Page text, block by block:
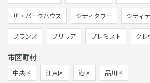
ザ・パークハウス シティタワー シティ
ブランズ ブリリア プレミスト クレ
市区町村
中央区 江東区 港区 品川区